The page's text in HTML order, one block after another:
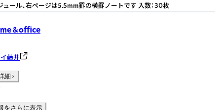
ュール、右ページは5.5mm罫の横罫ノートです 入数：30枚
＆office
藤井
細
をさらに表示